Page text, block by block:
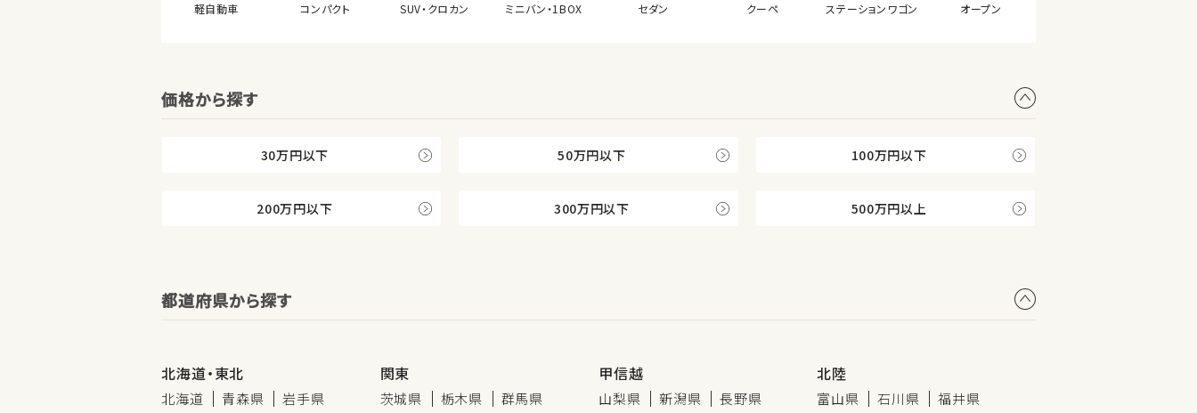
軽自動車 コンパクト SUV・クロカン ミニバン・1BOX セダン クーペ ステーション ワゴン オープン
価格から探す
30万円以下 50万円以下 100万円以下
200万円以下 300万円以下 500万円以上
都道府県から探す
北海道・東北
北海道 青森県
岩手県
関東
茨城県 栃木県
群馬県
甲信越
山梨県 新潟県 長野県
北陸
富山県 石川県 福井県